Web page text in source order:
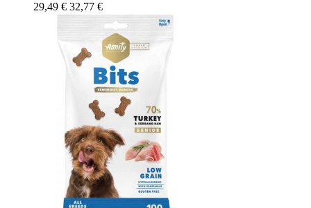
29,49 € 32,77 €